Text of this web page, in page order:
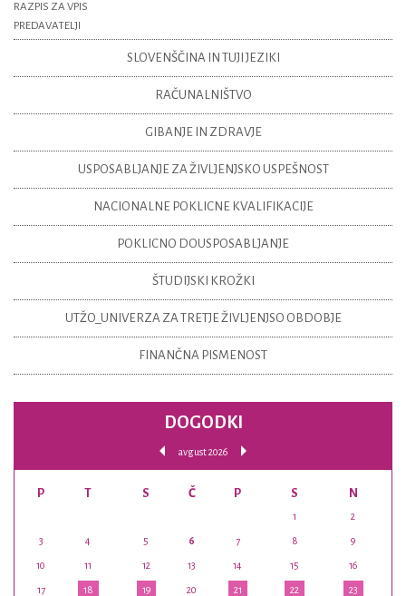
RAZPIS ZA VPIS
PREDAVATELJI
SLOVENŠČINA IN TUJI JEZIKI
RAČUNALNIŠTVO
GIBANJE IN ZDRAVJE
USPOSABLJANJE ZA ŽIVLJENJSKO USPEŠNOST
NACIONALNE POKLICNE KVALIFIKACIJE
POKLICNO DOUSPOSABLJANJE
ŠTUDIJSKI KROŽKI
UTŽO_UNIVERZA ZA TRETJE ŽIVLJENJSO OBDOBJE
FINANČNA PISMENOST
DOGODKI
avgust 2026
P T S Č P S N
1 2
3 4 5 6 7 8 9
10 11 12 13 14 15 16
17 18 19 20 21 22 23